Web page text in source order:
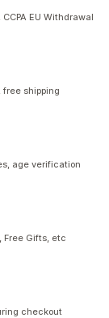
EU Withdrawal
shipping
age verification
Free Gifts, etc
checkout